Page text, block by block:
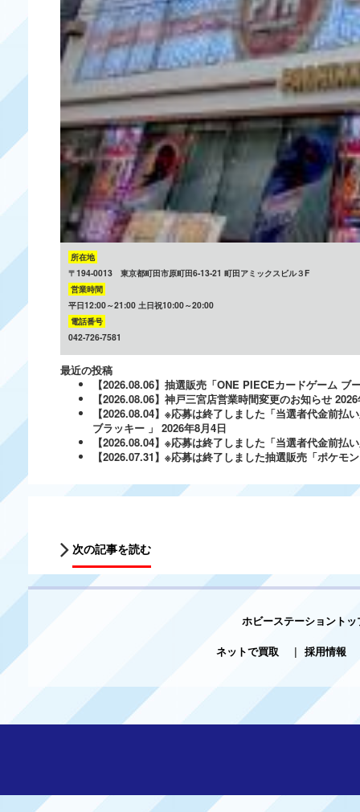
所在地
〒194-0013 東京都町田市原町田6-13-21 町田アミックスビル３F
営業時間
平日12:00～21:00 土日祝10:00～20:00
電話番号
042-726-7581
最近の投稿
【2026.08.06】抽選販売「ONE PIECEカードゲーム ブ
【2026.08.06】神戸三宮店営業時間変更のお知らせ
【2026.08.04】※応募は終了しました「当選者代金前
ブラッキー 」 2026年8月4日
【2026.08.04】※応募は終了しました「当選者代金前
【2026.07.31】※応募は終了しました抽選販売「ポケ
次の記事を読む
ホビーステーショントッ
ネットで買取
| 採用情報